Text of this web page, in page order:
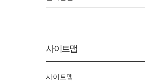
사이트맵
사이트맵